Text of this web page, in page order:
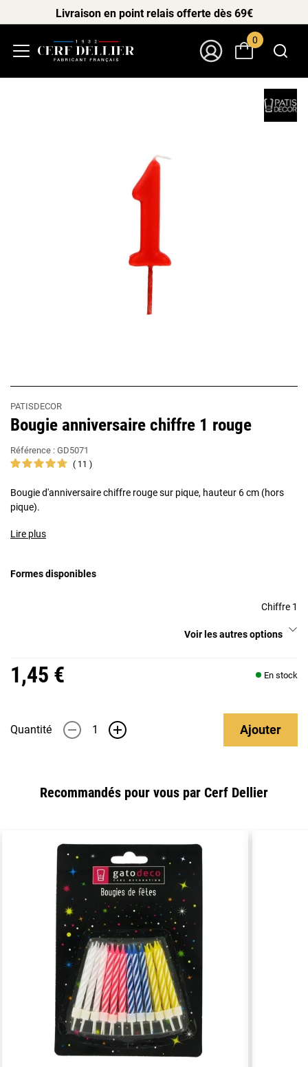
Livraison en point relais offerte dès 69€
0
PATISDECOR
Bougie anniversaire chiffre 1 rouge
Référence : GD5071
11
Bougie d'anniversaire chiffre rouge sur pique, hauteur 6 cm (hors
pique).
Lire plus
Formes disponibles
Chiffre 1
Voir les autres options
1,45 € En stock
Quantité - + Ajouter
Recommandés pour vous par Cerf Dellier